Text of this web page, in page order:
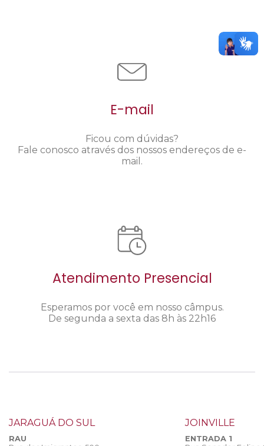
E-mail
Ficou com dúvidas?
Fale conosco através dos nossos endereços de e-
mail.
Atendimento Presencial
Esperamos por você em nosso câmpus.
De segunda a sexta das 8h às 22h16
JARAGUÁ DO SUL
RAU
JOINVILLE
ENTRADA 1